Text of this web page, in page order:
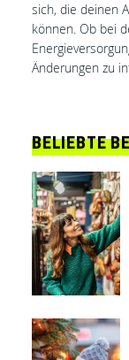
sich, die deinen
können. Ob bei
Änderungen zu
BELIEBTE